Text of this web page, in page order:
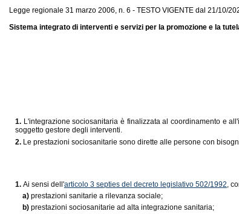
Legge regionale 31 marzo 2006, n. 6 - TESTO VIGENTE dal 21/10/
Sistema integrato di interventi e servizi per la promozione e la
1. L'integrazione sociosanitaria è finalizzata al coordinamento e
soggetto gestore degli interventi.
2. Le prestazioni sociosanitarie sono dirette alle persone con
1. Ai sensi dell'articolo 3 septies del decreto legislativo 502/1992,
a)prestazioni sanitarie a rilevanza sociale;
b)prestazioni sociosanitarie ad alta integrazione sanitaria;